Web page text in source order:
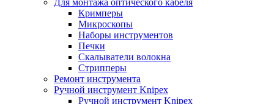
Кримперы
Микроскопы
Наборы инструментов
Печки
Скалыватели волокна
Стрипперы
Ремонт инструмента
Ручной инструмент Knipex
Ручной инструмент Knipex